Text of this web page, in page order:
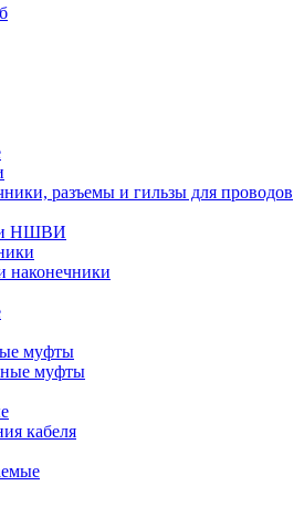
разъемы и гильзы для проводов
НШВИ
наконечники
муфты
муфты
кабеля